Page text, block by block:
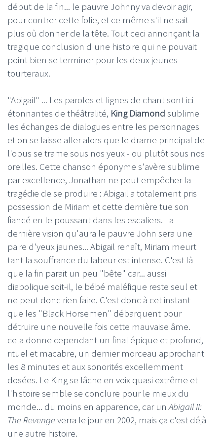
début de la fin... le pauvre Johnny va devoir agir,
pour contrer cette folie, et ce même s'il ne sait
plus où donner de la tête. Tout ceci annonçant la
tragique conclusion d'une histoire qui ne pouvait
point bien se terminer pour les deux jeunes
tourteraux.
"Abigail" ... Les paroles et lignes de chant sont ici
étonnantes de théâtralité, King Diamond sublime
les échanges de dialogues entre les personnages
et on se laisse aller alors que le drame principal de
l'opus se trame sous nos yeux - ou plutôt sous nos
oreilles. Cette chanson éponyme s'avère sublime
par excellence, Jonathan ne peut empêcher la
tragédie de se produire : Abigail a totalement pris
possession de Miriam et cette dernière tue son
fiancé en le poussant dans les escaliers. La
dernière vision qu'aura le pauvre John sera une
paire d'yeux jaunes... Abigail renaît, Miriam meurt
tant la souffrance du labeur est intense. C'est là
que la fin parait un peu "bête" car... aussi
diabolique soit-il, le bébé maléfique reste seul et
ne peut donc rien faire. C'est donc à cet instant
que les "Black Horsemen" débarquent pour
détruire une nouvelle fois cette mauvaise âme.
cela donne cependant un final épique et profond,
rituel et macabre, un dernier morceau approchant
les 8 minutes et aux sonorités excellemment
dosées. Le King se lâche en voix quasi extrême et
l'histoire semble se conclure pour le mieux du
monde... du moins en apparence, car unAbigail II:
The Revengeverra le jour en 2002, mais ça c'est déjà
une autre histoire.